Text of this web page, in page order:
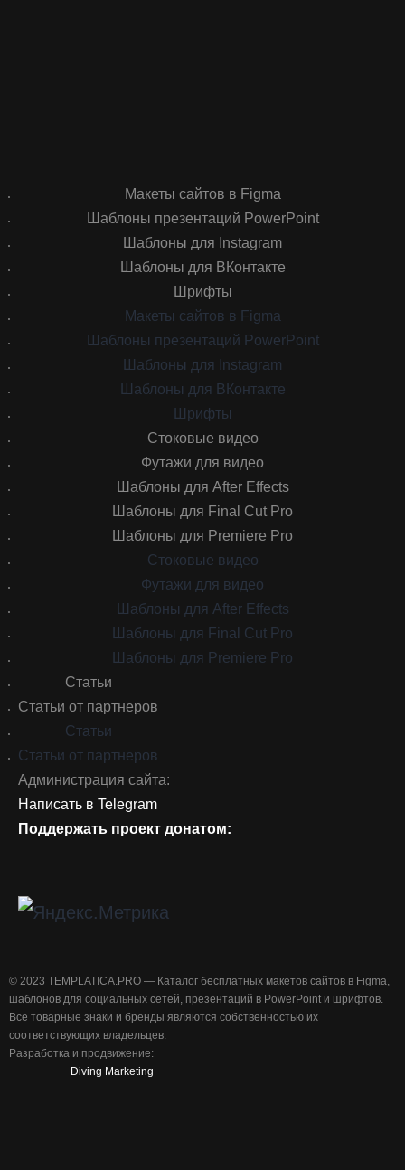
Макеты сайтов в Figma
Шаблоны презентаций PowerPoint
Шаблоны для Instagram
Шаблоны для ВКонтакте
Шрифты
Макеты сайтов в Figma
Шаблоны презентаций PowerPoint
Шаблоны для Instagram
Шаблоны для ВКонтакте
Шрифты
Стоковые видео
Футажи для видео
Шаблоны для After Effects
Шаблоны для Final Cut Pro
Шаблоны для Premiere Pro
Стоковые видео
Футажи для видео
Шаблоны для After Effects
Шаблоны для Final Cut Pro
Шаблоны для Premiere Pro
Статьи
Статьи от партнеров
Статьи
Статьи от партнеров
Администрация сайта:
Написать в Telegram
Поддержать проект донатом:
©️ 2023 TEMPLATICA.PRO — Каталог бесплатных макетов сайтов в Figma,
шаблонов для социальных сетей, презентаций в PowerPoint и шрифтов.
Все товарные знаки и бренды являются собственностью их
соответствующих владельцев.
Разработка и продвижение:
Diving Marketing